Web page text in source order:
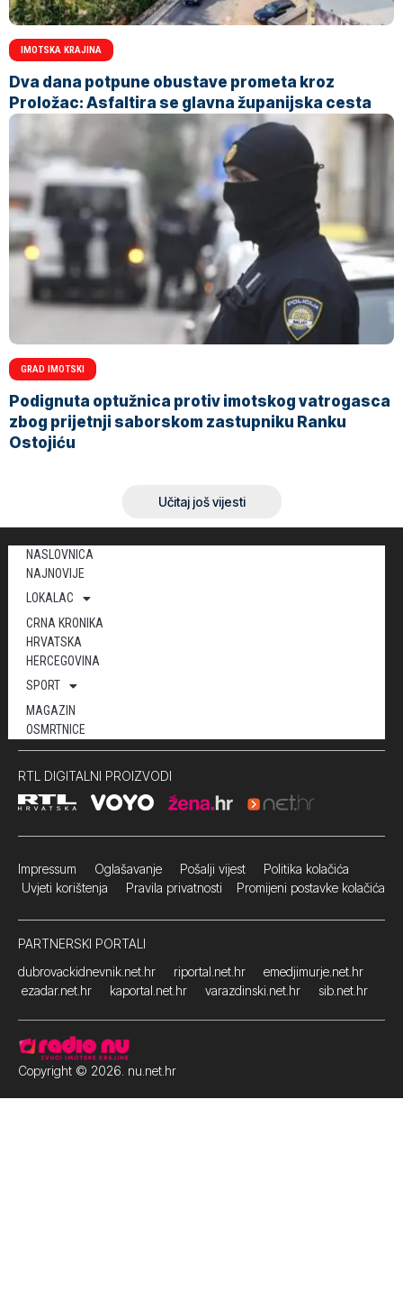
IMOTSKA KRAJINA
Dva dana potpune obustave prometa kroz
Proložac: Asfaltira se glavna županijska cesta
GRAD IMOTSKI
Podignuta optužnica protiv imotskog vatrogasca
zbog prijetnji saborskom zastupniku Ranku
Ostojiću
Učitaj još vijesti
NASLOVNICA
NAJNOVIJE
LOKALAC
CRNA KRONIKA
HRVATSKA
HERCEGOVINA
SPORT
MAGAZIN
OSMRTNICE
RTL DIGITALNI PROIZVODI
Impressum Oglašavanje Pošalji vijest Politika kolačića
Uvjeti korištenja Pravila privatnosti Promijeni postavke kolačića
PARTNERSKI PORTALI
dubrovackidnevnik.net.hr
riportal.net.hr
emedjimurje.net.hr
ezadar.net.hr
kaportal.net.hr varazdinski.net.hr sib.net.hr
Copyright © 2026. nu.net.hr